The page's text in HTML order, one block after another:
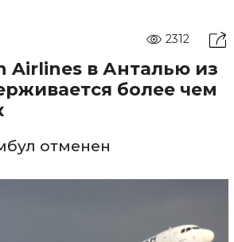
2312
Airlines в Анталью из
более чем
отменен